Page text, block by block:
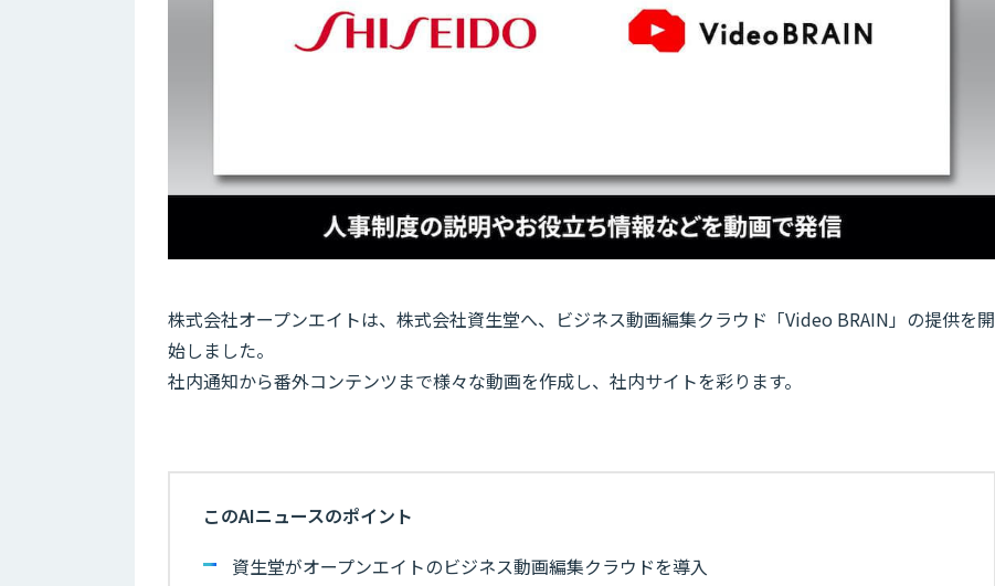
株式会社オープンエイトは、株式会社資生堂へ、ビジネス動画編集クラウド「Video BRAIN」の提供を開
始しました。
社内通知から番外コンテンツまで様々な動画を作成し、社内サイトを彩ります。
このAIニュースのポイント
資生堂がオープンエイトのビジネス動画編集クラウドを導入